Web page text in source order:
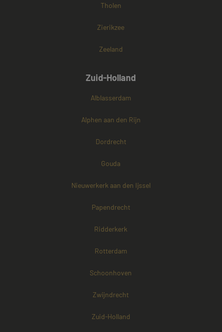
Tholen
Zierikzee
Zeeland
Zuid-Holland
Alblasserdam
Alphen aan den Rijn
Dordrecht
Gouda
Nieuwerkerk aan den Ijssel
Papendrecht
Ridderkerk
Rotterdam
Schoonhoven
Zwijndrecht
Zuid-Holland